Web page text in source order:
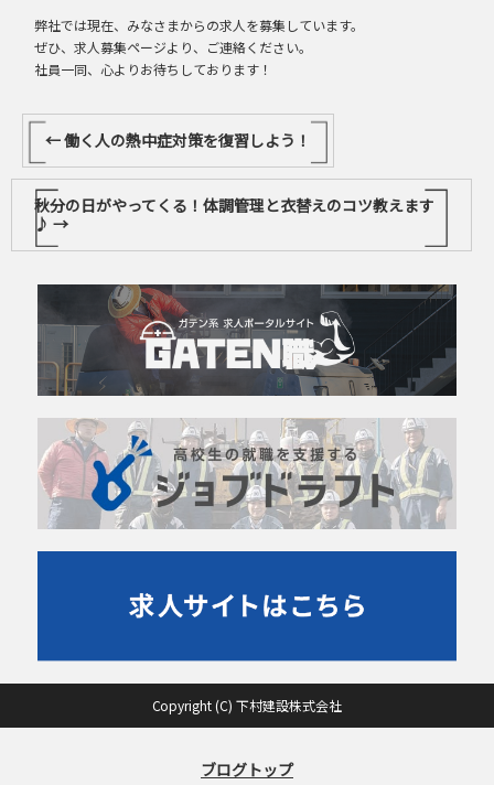
弊社では現在、みなさまからの求人を募集しています。
ぜひ、求人募集ページより、ご連絡ください。
社員一同、心よりお待ちしております！
←働く人の熱中症対策を復習しよう！
秋分の日がやってくる！体調管理と衣替えのコツ教えます
♪ →
Copyright (C) 下村建設株式会社
ブログトップ